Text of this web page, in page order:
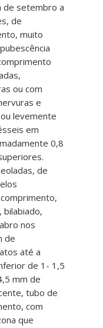
de setembro a
de
muito
ou com
e
levemente
em
0,8
de
bilabiado,
nos
de
até a
de 1- 1,5
mm de
tubo de
com
que